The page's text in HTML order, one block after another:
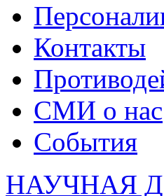
Контакты
СМИ о нас
События
НАУЧНАЯ